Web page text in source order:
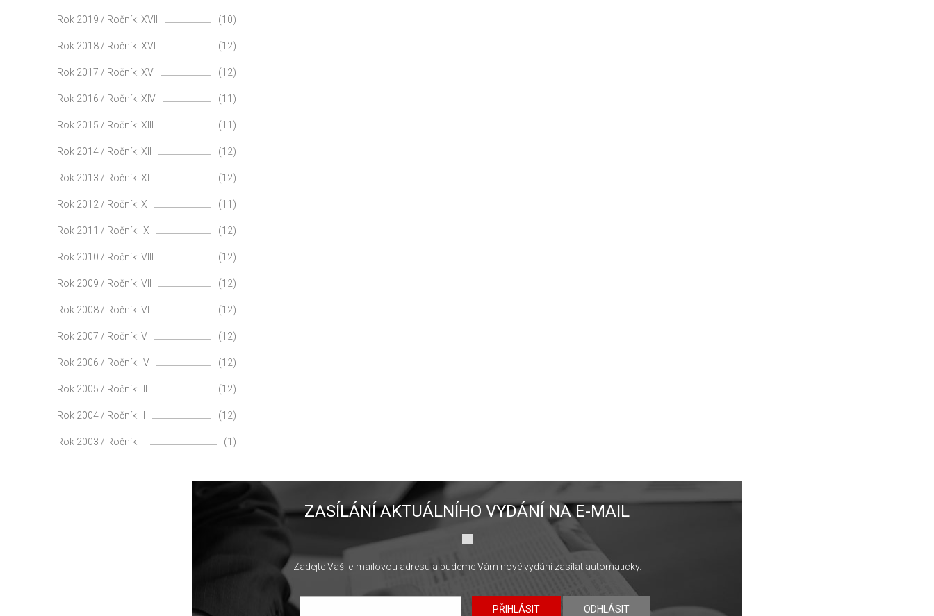
Rok 2019 / Ročník: XVII (10)
Rok 2018 / Ročník: XVI (12)
Rok 2017 / Ročník: XV (12)
Rok 2016 / Ročník: XIV (11)
Rok 2015 / Ročník: XIII (11)
Rok 2014 / Ročník: XII (12)
Rok 2013 / Ročník: XI (12)
Rok 2012 / Ročník: X (11)
Rok 2011 / Ročník: IX (12)
Rok 2010 / Ročník: VIII (12)
Rok 2009 / Ročník: VII (12)
Rok 2008 / Ročník: VI (12)
Rok 2007 / Ročník: V (12)
Rok 2006 / Ročník: IV (12)
Rok 2005 / Ročník: III (12)
Rok 2004 / Ročník: II (12)
Rok 2003 / Ročník: I (1)
ZASÍLÁNÍ AKTUÁLNÍHO VYDÁNÍ NA E-MAIL
Zadejte Vaši e-mailovou adresu a budeme Vám nové vydání zasílat automaticky.
PŘIHLÁSIT ODHLÁSIT